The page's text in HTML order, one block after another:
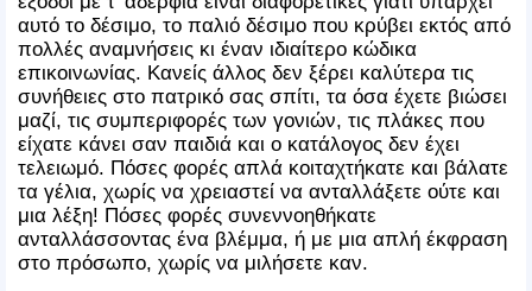
αυτό το δέσιμο, το παλιό δέσιμο που κρύβει εκτός από
πολλές αναμνήσεις κι έναν ιδιαίτερο κώδικα
επικοινωνίας. Κανείς άλλος δεν ξέρει καλύτερα τις
συνήθειες στο πατρικό σας σπίτι, τα όσα έχετε βιώσει
μαζί, τις συμπεριφορές των γονιών, τις πλάκες που
είχατε κάνει σαν παιδιά και ο κατάλογος δεν έχει
τελειωμό. Πόσες φορές απλά κοιταχτήκατε και βάλατε
τα γέλια, χωρίς να χρειαστεί να ανταλλάξετε ούτε και
μια λέξη! Πόσες φορές συνεννοηθήκατε
ανταλλάσσοντας ένα βλέμμα, ή με μια απλή έκφραση
στο πρόσωπο, χωρίς να μιλήσετε καν.